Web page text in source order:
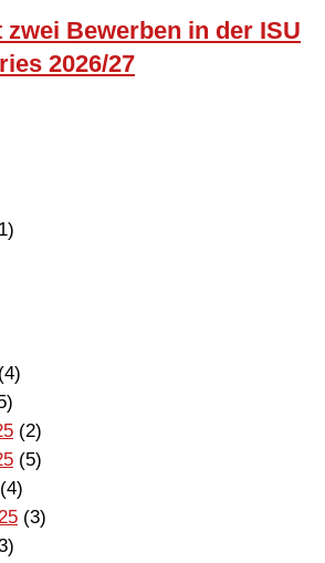
Bewerben in der ISU
2026/27
(4)
(2)
(5)
(4)
(3)